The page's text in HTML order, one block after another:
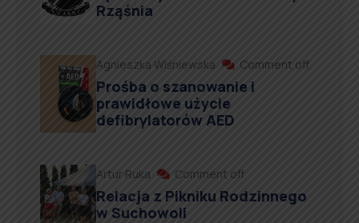
Rząśnia
Agnieszka Wiśniewska Comment off
Prośba o szanowanie i
prawidłowe użycie
defibrylatorów AED
Artur Ruka Comment off
Relacja z Pikniku Rodzinnego
w Suchowoli